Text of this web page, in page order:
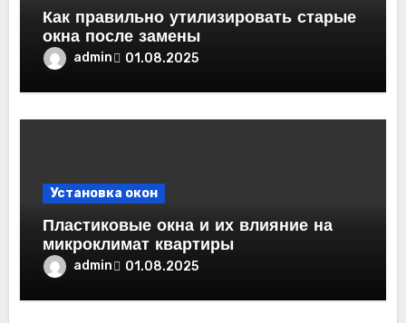
Как правильно утилизировать старые
окна после замены
admin 01.08.2025
Установка окон
Пластиковые окна и их влияние на
микроклимат квартиры
admin 01.08.2025